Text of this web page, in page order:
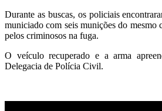
Durante as buscas, os policiais
municiado com seis munições do mesmo
pelos criminosos na fuga.
O veículo recuperado e a arma
Delegacia de Polícia Civil.